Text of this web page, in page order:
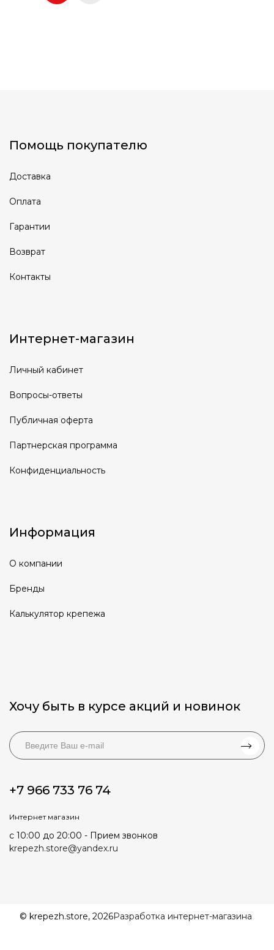
Помощь покупателю
Доставка
Оплата
Гарантии
Возврат
Контакты
Интернет-магазин
Личный кабинет
Вопросы-ответы
Публичная оферта
Партнерская программа
Конфиденциальность
Информация
О компании
Бренды
Калькулятор крепежа
Хочу быть в курсе акций и новинок
+7 966 733 76 74
Интернет магазин
с 10:00 до 20:00 - Прием звонков
krepezh.store@yandex.ru
© krepezh.store, 2026Разработка интернет-магазина